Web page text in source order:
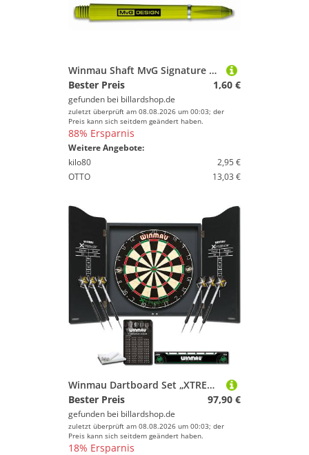
Winmau Shaft MvG Signature Nylon grün short oder medium, 7100-107 oder 7100-207
Bester Preis
1,60 €
gefunden bei billardshop.de
zuletzt überprüft am 08.08.2026 um 00:03; der
Preis kann sich seitdem geändert haben.
88% Ersparnis
Weitere Angebote:
kilo80
2,95 €
OTTO
13,03 €
Winmau Dartboard Set „XTREME“ inklusive Cabinet & Darts
Bester Preis
97,90 €
gefunden bei billardshop.de
zuletzt überprüft am 08.08.2026 um 00:03; der
Preis kann sich seitdem geändert haben.
18% Ersparnis